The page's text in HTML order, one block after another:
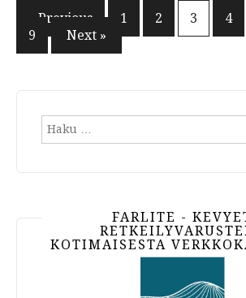
Artikkelien
selaus
« Previous 1 2 3 4
9
Next »
Haku:
FARLITE -
KOTIMAISESTA